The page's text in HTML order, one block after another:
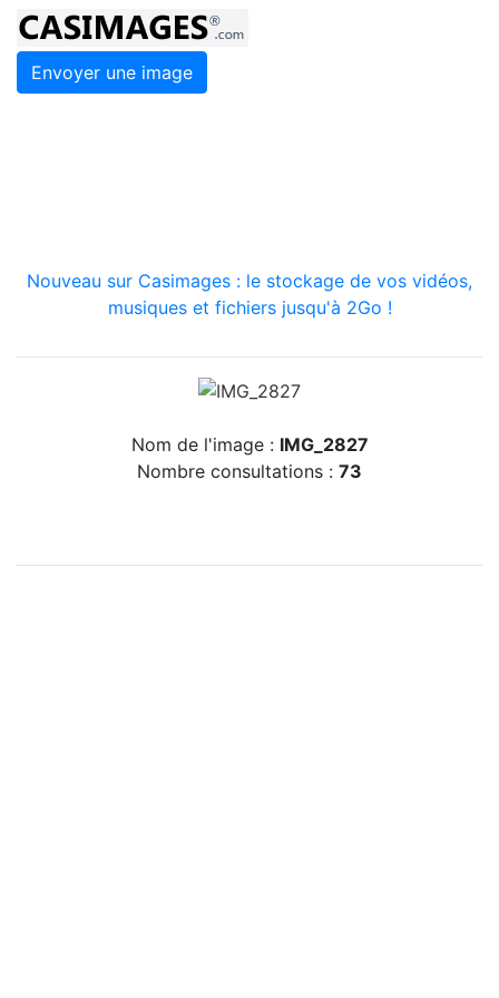
Envoyer une image
Nouveau sur Casimages : le stockage de vos vidéos,
musiques et fichiers jusqu'à 2Go !
Nom de l'image : IMG_2827
Nombre consultations : 73